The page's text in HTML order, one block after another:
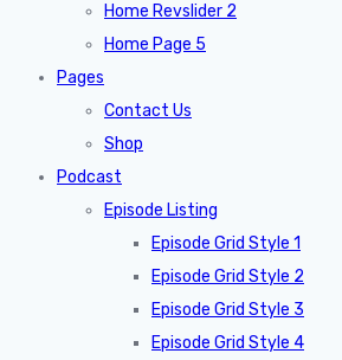
Home Revslider 2
Home Page 5
Pages
Contact Us
Shop
Podcast
Episode Listing
Episode Grid Style 1
Episode Grid Style 2
Episode Grid Style 3
Episode Grid Style 4